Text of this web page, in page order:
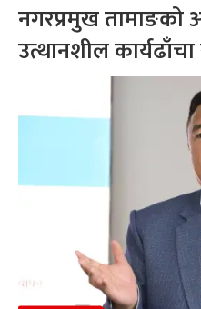
नगरप्रमुख तामाङको
उत्थानशील
अभिवृद्धि कार्यक्रम